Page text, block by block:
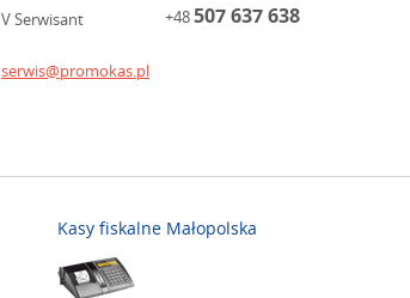
V Serwisant +48507 637 638
serwis@promokas.pl
Kasy fiskalne Małopolska